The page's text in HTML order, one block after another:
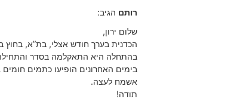
רותם הגיב:
שלום ירון,
הכדנית בערך חודש אצלי, בת”א,
בהתחלה היא התאקלמה בסדר והתחילה
בימים האחרונים הופיעו כתמים
אשמח לעצה.
תודה!